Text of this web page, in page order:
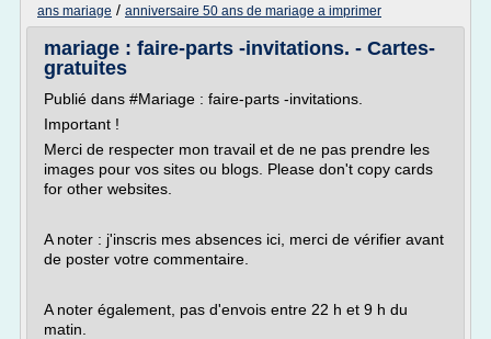
ans mariage / anniversaire 50 ans de mariage a imprimer
mariage : faire-parts -invitations. - Cartes-
gratuites
Publié dans #Mariage : faire-parts -invitations.
Important !
Merci de respecter mon travail et de ne pas prendre les
images pour vos sites ou blogs. Please don't copy cards
for other websites.
A noter : j'inscris mes absences ici, merci de vérifier avant
de poster votre commentaire.
A noter également, pas d'envois entre 22 h et 9 h du
matin.